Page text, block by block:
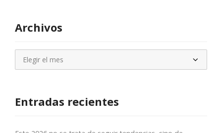
Archivos
Archivos
Entradas recientes